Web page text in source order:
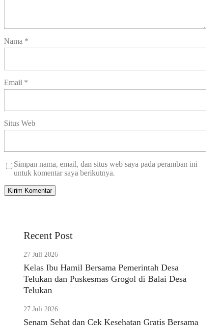
Nama *
Email *
Situs Web
Simpan nama, email, dan situs web saya pada peramban ini
untuk komentar saya berikutnya.
Recent Post
27 Juli 2026
Kelas Ibu Hamil Bersama Pemerintah Desa
Telukan dan Puskesmas Grogol di Balai Desa
Telukan
27 Juli 2026
Senam Sehat dan Cek Kesehatan Gratis Bersama